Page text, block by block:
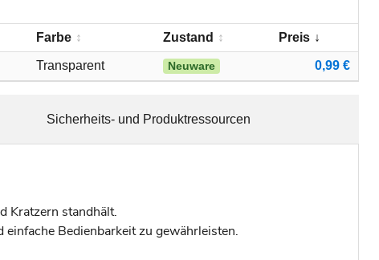
Farbe Zustand Preis
Transparent Neuware 0,99 €
Kratzern standhält.
Bedienbarkeit zu gewährleisten.
Sicherheits- und Produktressourcen